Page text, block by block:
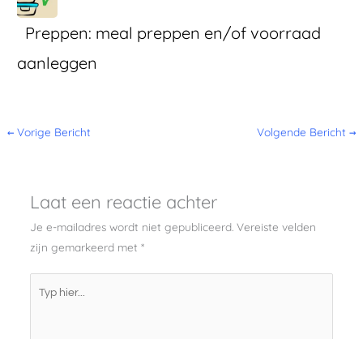
Preppen: meal preppen en/of voorraad
aanleggen
← Vorige Bericht Volgende Bericht →
Laat een reactie achter
Je e-mailadres wordt niet gepubliceerd. Vereiste velden
zijn gemarkeerd met *